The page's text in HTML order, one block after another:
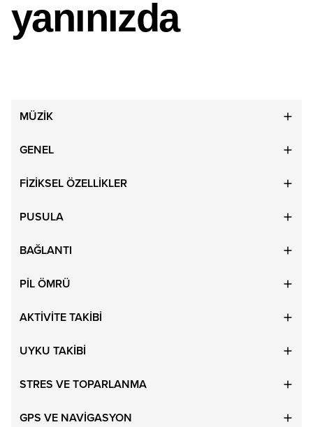
yanınızda
MÜZİK
GENEL
FİZİKSEL ÖZELLİKLER
PUSULA
BAĞLANTI
PİL ÖMRÜ
AKTİVİTE TAKİBİ
UYKU TAKİBİ
STRES VE TOPARLANMA
GPS VE NAVİGASYON